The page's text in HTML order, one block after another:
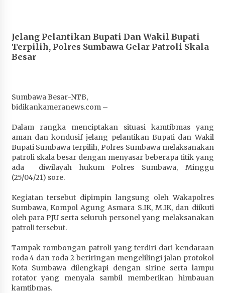
Bupati H. Jarot : Demi Keberlanjutan Pelayanan,
Perumdam Batulanteh Akan Lakukan
Penyesuaian Tarif Air Minum
Prestasi Nasional, Polwan Polres Sumbawa
Bripda Vanesa Aprilia Renyaan, Sabet Juara II
1 bulan ago
Sekretaris Bapperida, Dwi Rahayu, ST,. MM,.
Pimpin Rakor Aksi Konvergensi Percepatan
Penurunan Stunting di Sumbawa
1 bulan ago
Wabup Ansori Apresiasi Rekomendasi dan
Pandangan Fraksi – Fraksi DPRD Sumbawa
1 bulan ago
Bupati Sumbawa Lepas 487 Atlet dari Berbagai
Cabor yang Akan Berjuang pada PORPROV XII
NTB 2026
1 bulan ago
Jelang Pelantikan Bupati Dan Wakil Bupati
Terpilih, Polres Sumbawa Gelar Patroli Skala
Besar
Sumbawa Besar-NTB,
bidikankameranews.com –
Dalam rangka menciptakan situasi kamtibmas yang
aman dan kondusif jelang pelantikan Bupati dan Wakil
Bupati Sumbawa terpilih, Polres Sumbawa melaksanakan
patroli skala besar dengan menyasar beberapa titik yang
ada diwilayah hukum Polres Sumbawa, Minggu
(25/04/21) sore.
Kegiatan tersebut dipimpin langsung oleh Wakapolres
Sumbawa, Kompol Agung Asmara S.IK, M.IK, dan diikuti
oleh para PJU serta seluruh personel yang melaksanakan
patroli tersebut.
Tampak rombongan patroli yang terdiri dari kendaraan
roda 4 dan roda 2 beriringan mengelilingi jalan protokol
Kota Sumbawa dilengkapi dengan sirine serta lampu
rotator yang menyala sambil memberikan himbauan
kamtibmas.